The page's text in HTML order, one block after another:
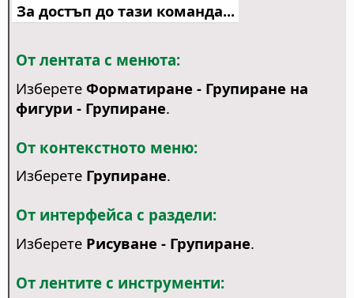
За достъп до тази команда...
От лентата с менюта:
Изберете Форматиране - Групиране на
фигури - Групиране.
От контекстното меню:
Изберете Групиране.
От интерфейса с раздели:
Изберете Рисуване - Групиране.
От лентите с инструменти: